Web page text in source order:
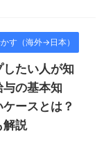
す（海外→日本）
たい人が知
の基本知
ースとは？
解説